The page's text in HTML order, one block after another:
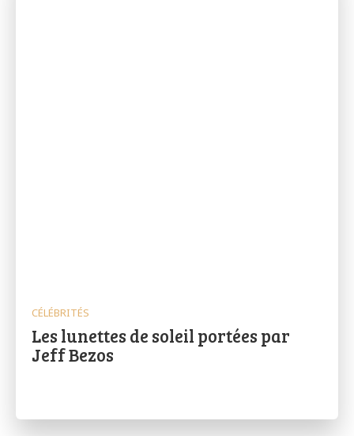
CÉLÉBRITÉS
Les lunettes de soleil portées par
Jeff Bezos